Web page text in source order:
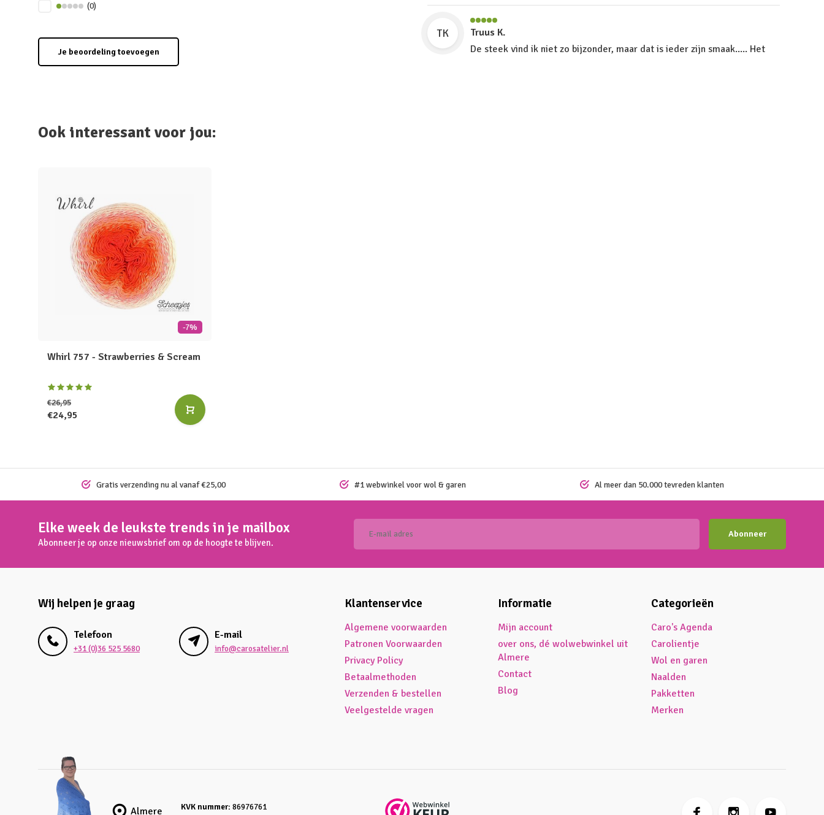
(0)
Je beoordeling toevoegen
TK
Truus K.
De steek vind ik niet zo bijzonder, maar dat is ieder zijn smaak..... Het
Ook interessant voor jou:
-7%
Whirl 757 - Strawberries & Scream
€26,95
€24,95
Gratis verzending nu al vanaf €25,00 #1 webwinkel voor wol & garen Al meer dan 50.000 tevreden klanten
Elke week de leukste trends in je mailbox
Abonneer je op onze nieuwsbrief om op de hoogte te blijven.
Abonneer
Wij helpen je graag
Telefoon
+31 (0)36 525 5680
E-mail
info@carosatelier.nl
Klantenservice
Algemene voorwaarden
Patronen Voorwaarden
Privacy Policy
Betaalmethoden
Verzenden & bestellen
Veelgestelde vragen
Informatie
Mijn account
over ons, dé wolwebwinkel uit
Almere
Contact
Blog
Categorieën
Caro's Agenda
Carolientje
Wol en garen
Naalden
Pakketten
Merken
Almere KVK nummer: 86976761